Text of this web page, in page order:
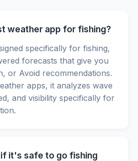
weather app for fishing?
specifically for fishing,
forecasts that give you
or Avoid recommendations.
apps, it analyzes wave
and visibility specifically for
it's safe to go fishing